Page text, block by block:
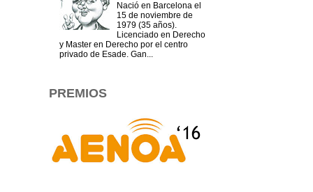
Nació en Barcelona el
15 de noviembre de
1979 (35 años).
Licenciado en Derecho
y Master en Derecho por el centro
privado de Esade. Gan...
PREMIOS